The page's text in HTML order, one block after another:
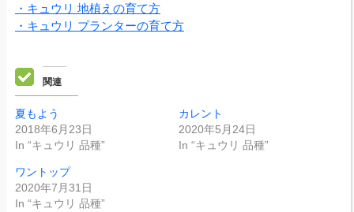
・キュウリ 地植えの育て方
・キュウリ プランターの育て方
関連
夏もよう
2018年6月23日
In “キュウリ 品種”
カレント
2020年5月24日
In “キュウリ 品種”
ワントップ
2020年7月31日
In “キュウリ 品種”